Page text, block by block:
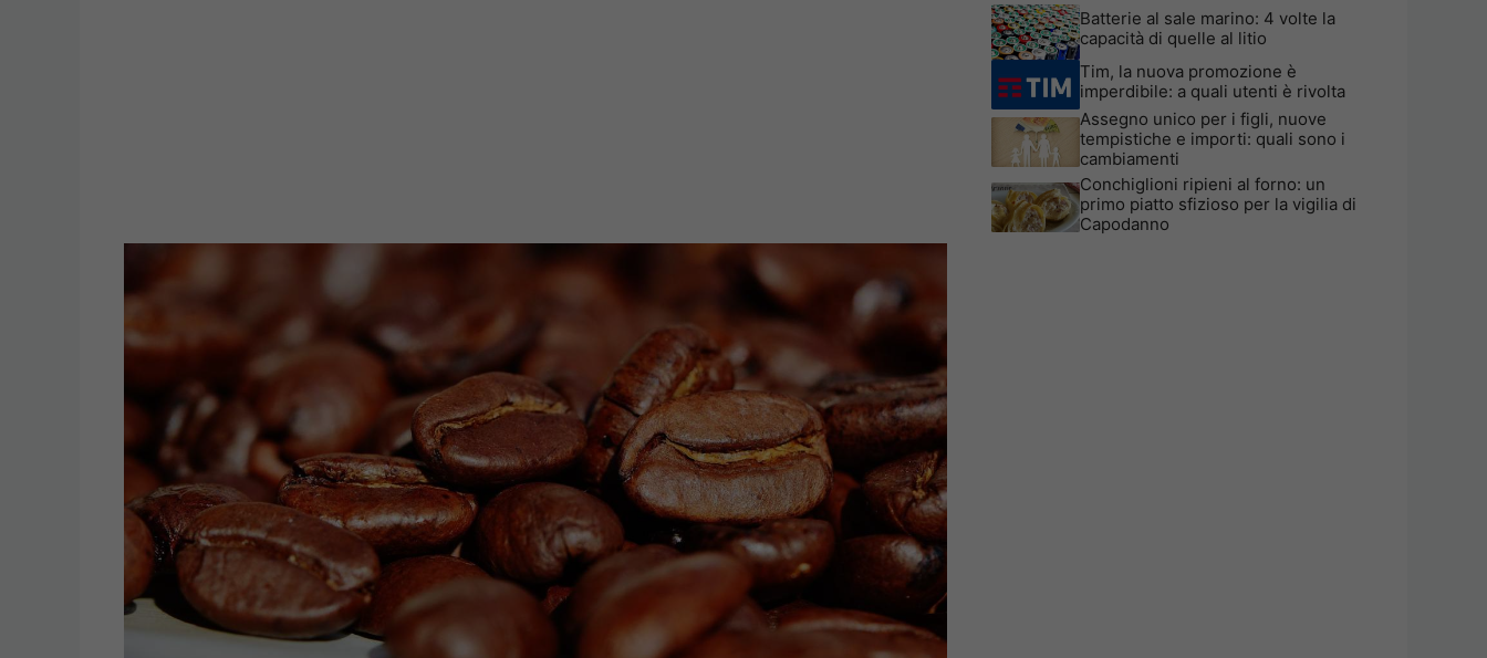
Batterie al sale marino: 4 volte la
capacità di quelle al litio
Tim, la nuova promozione è
imperdibile: a quali utenti è rivolta
Assegno unico per i figli, nuove
tempistiche e importi: quali sono i
cambiamenti
Conchiglioni ripieni al forno: un
primo piatto sfizioso per la vigilia di
Capodanno